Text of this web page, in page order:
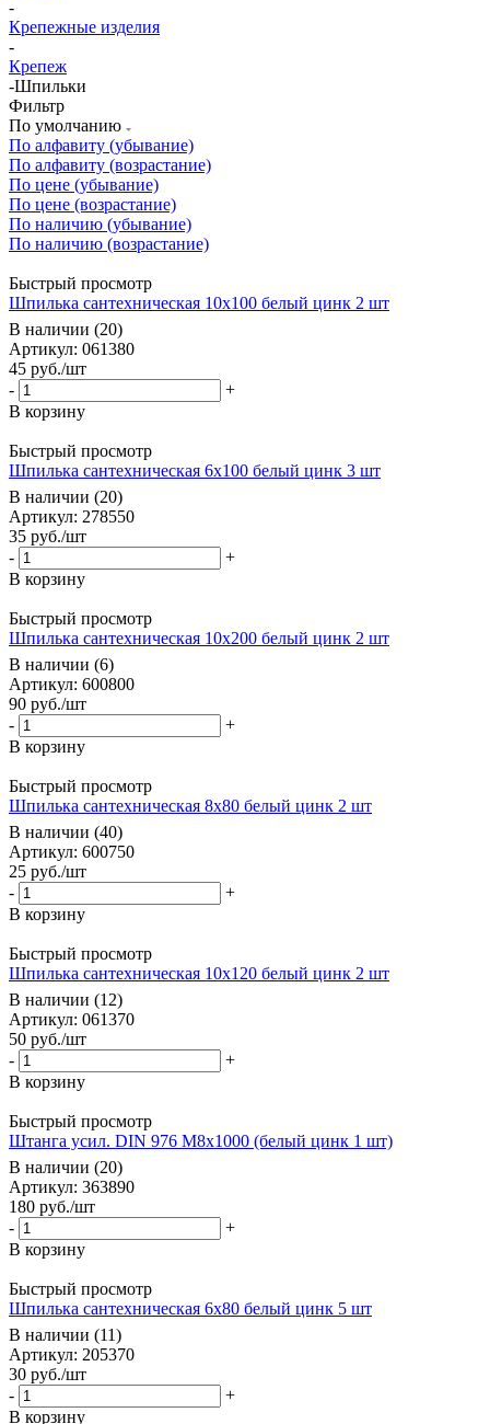
-
Крепежные изделия
-
Крепеж
-Шпильки
Фильтр
По умолчанию
По алфавиту (убывание)
По алфавиту (возрастание)
По цене (убывание)
По цене (возрастание)
По наличию (убывание)
По наличию (возрастание)
Быстрый просмотр
Шпилька сантехническая 10х100 белый цинк 2 шт
В наличии (20)
Артикул: 061380
45 руб./шт
-
+
В корзину
Быстрый просмотр
Шпилька сантехническая 6х100 белый цинк 3 шт
В наличии (20)
Артикул: 278550
35 руб./шт
-
+
В корзину
Быстрый просмотр
Шпилька сантехническая 10х200 белый цинк 2 шт
В наличии (6)
Артикул: 600800
90 руб./шт
-
+
В корзину
Быстрый просмотр
Шпилька сантехническая 8х80 белый цинк 2 шт
В наличии (40)
Артикул: 600750
25 руб./шт
-
+
В корзину
Быстрый просмотр
Шпилька сантехническая 10х120 белый цинк 2 шт
В наличии (12)
Артикул: 061370
50 руб./шт
-
+
В корзину
Быстрый просмотр
Штанга усил. DIN 976 М8х1000 (белый цинк 1 шт)
В наличии (20)
Артикул: 363890
180 руб./шт
-
+
В корзину
Быстрый просмотр
Шпилька сантехническая 6х80 белый цинк 5 шт
В наличии (11)
Артикул: 205370
30 руб./шт
-
+
В корзину